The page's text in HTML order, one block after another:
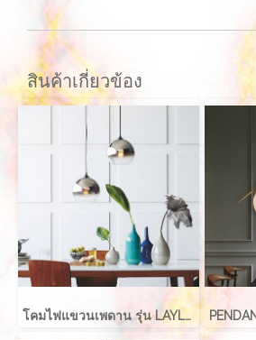
สินค้าเกี่ยวข้อง
โคมไฟแขวนเพดาน รุ่น LAYLA EVE-00416 สำหรับใส่หลอด E27 จำนวน 1 ดวง